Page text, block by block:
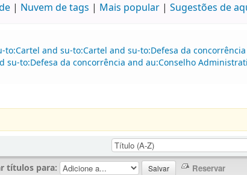
Nuvem de tags Mais popular Sugestões de
and su-to:Cartel and su-to:Defesa da
to:Defesa da concorrência and au:Conselho
títulos para: